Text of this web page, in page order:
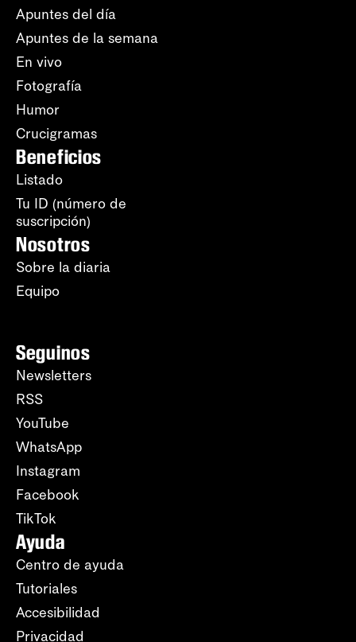
Apuntes del día
Apuntes de la semana
En vivo
Fotografía
Humor
Crucigramas
Beneficios
Listado
Tu ID (número de
suscripción)
Nosotros
Sobre la diaria
Equipo
Seguinos
Newsletters
RSS
YouTube
WhatsApp
Instagram
Facebook
TikTok
Ayuda
Centro de ayuda
Tutoriales
Accesibilidad
Privacidad